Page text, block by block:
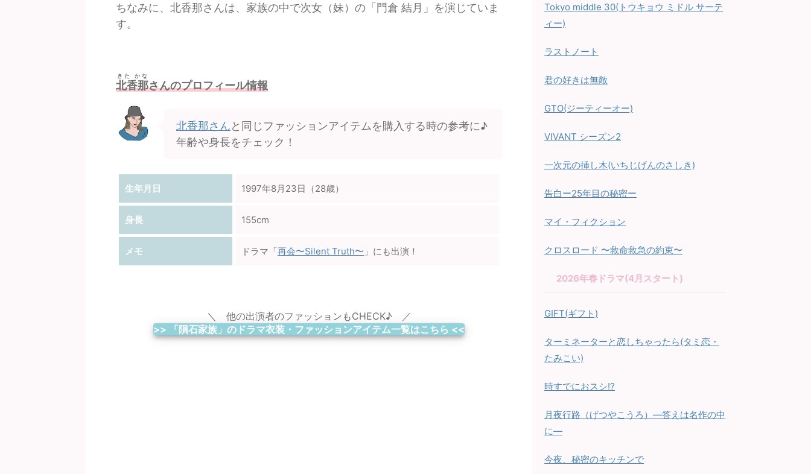
ちなみに、北香那さんは、家族の中で次女（妹）の「門倉 結月」を演じていま
す。
北香那
きた かな
さんのプロフィール情報
北香那さんと同じファッションアイテムを購入する時の参考に♪
年齢や身長をチェック！
生年月日 1997年8月23日（28歳）
身長 155cm
メモ ドラマ「再会〜Silent Truth〜 」にも出演！
＼ 他の出演者のファッションもCHECK♪ ／
>> 「隕石家族」のドラマ衣装・ファッションアイテム一覧はこちら <<
Tokyo middle 30(トウキョウ ミドル サーテ
ィー)
ラストノート
君の好きは無敵
GTO(ジーティーオー)
VIVANT シーズン2
一次元の挿し木(いちじげんのさしき)
告白ー25年目の秘密ー
マイ・フィクション
クロスロード 〜救命救急の約束〜
2026年春ドラマ(4月スタート)
GIFT(ギフト)
ターミネーターと恋しちゃったら(タミ恋・
たみこい)
時すでにおスシ!?
月夜行路（げつやこうろ）—答えは名作の中
に—
今夜、秘密のキッチンで